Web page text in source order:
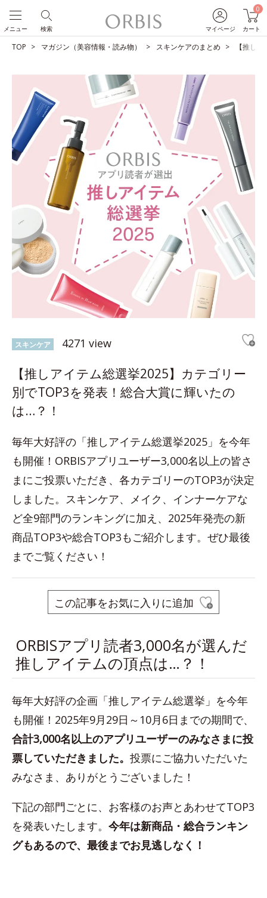
マイページ
0
カート
検索
メニュー
TOP マガジン（美容情報・読み物） スキンケアのまとめ 【推し
スキンケア 4271 view
【推しアイテム総選挙2025】カテゴリー
別でTOP3を発表！総合大賞に輝いたの
は…？！
毎年大好評の「推しアイテム総選挙2025」を今年
も開催！ORBISアプリユーザー3,000名以上の皆さ
まにご投票いただき、各カテゴリーのTOP3が決定
しました。スキンケア、メイク、インナーケアな
ど全9部門のランキングに加え、2025年発売の新
商品TOP3や総合TOP3もご紹介します。ぜひ最後
までご覧ください！
この記事をお気に入りに追加
ORBISアプリ読者3,000名が選んだ
推しアイテムの頂点は…？！
毎年大好評の企画「推しアイテム総選挙」を今年
も開催！2025年9月29日～10月6日までの期間で、
合計3,000名以上のアプリユーザーのみなさまに投
票していただきました。 投票にご協力いただいた
みなさま、ありがとうございました！
下記の部門ごとに、お客様のお声とあわせてTOP3
を発表いたします。 今年は新商品・総合ランキン
グもあるので、最後までお見逃しなく！